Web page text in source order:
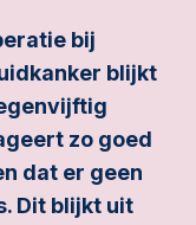
bij
blijkt
zo goed
dat er geen
Dit blijkt uit